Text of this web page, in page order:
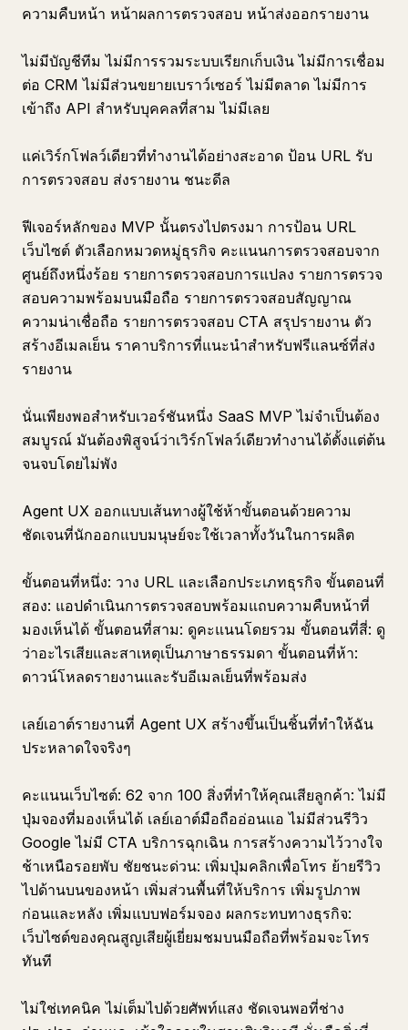
ความคืบหน้า หน้าผลการตรวจสอบ หน้าส่งออกรายงาน
ไม่มีบัญชีทีม ไม่มีการรวมระบบเรียกเก็บเงิน ไม่มีการเชื่อม
ต่อ CRM ไม่มีส่วนขยายเบราว์เซอร์ ไม่มีตลาด ไม่มีการ
เข้าถึง API สำหรับบุคคลที่สาม ไม่มีเลย
แค่เวิร์กโฟลว์เดียวที่ทำงานได้อย่างสะอาด ป้อน URL รับ
การตรวจสอบ ส่งรายงาน ชนะดีล
ฟีเจอร์หลักของ MVP นั้นตรงไปตรงมา การป้อน URL
เว็บไซต์ ตัวเลือกหมวดหมู่ธุรกิจ คะแนนการตรวจสอบจาก
ศูนย์ถึงหนึ่งร้อย รายการตรวจสอบการแปลง รายการตรวจ
สอบความพร้อมบนมือถือ รายการตรวจสอบสัญญาณ
ความน่าเชื่อถือ รายการตรวจสอบ CTA สรุปรายงาน ตัว
สร้างอีเมลเย็น ราคาบริการที่แนะนำสำหรับฟรีแลนซ์ที่ส่ง
รายงาน
นั่นเพียงพอสำหรับเวอร์ชันหนึ่ง SaaS MVP ไม่จำเป็นต้อง
สมบูรณ์ มันต้องพิสูจน์ว่าเวิร์กโฟลว์เดียวทำงานได้ตั้งแต่ต้น
จนจบโดยไม่พัง
Agent UX ออกแบบเส้นทางผู้ใช้ห้าขั้นตอนด้วยความ
ชัดเจนที่นักออกแบบมนุษย์จะใช้เวลาทั้งวันในการผลิต
ขั้นตอนที่หนึ่ง: วาง URL และเลือกประเภทธุรกิจ ขั้นตอนที่
สอง: แอปดำเนินการตรวจสอบพร้อมแถบความคืบหน้าที่
มองเห็นได้ ขั้นตอนที่สาม: ดูคะแนนโดยรวม ขั้นตอนที่สี่: ดู
ว่าอะไรเสียและสาเหตุเป็นภาษาธรรมดา ขั้นตอนที่ห้า:
ดาวน์โหลดรายงานและรับอีเมลเย็นที่พร้อมส่ง
เลย์เอาต์รายงานที่ Agent UX สร้างขึ้นเป็นชิ้นที่ทำให้ฉัน
ประหลาดใจจริงๆ
คะแนนเว็บไซต์: 62 จาก 100 สิ่งที่ทำให้คุณเสียลูกค้า: ไม่มี
ปุ่มจองที่มองเห็นได้ เลย์เอาต์มือถืออ่อนแอ ไม่มีส่วนรีวิว
Google ไม่มี CTA บริการฉุกเฉิน การสร้างความไว้วางใจ
ช้าเหนือรอยพับ ชัยชนะด่วน: เพิ่มปุ่มคลิกเพื่อโทร ย้ายรีวิว
ไปด้านบนของหน้า เพิ่มส่วนพื้นที่ให้บริการ เพิ่มรูปภาพ
ก่อนและหลัง เพิ่มแบบฟอร์มจอง ผลกระทบทางธุรกิจ:
เว็บไซต์ของคุณสูญเสียผู้เยี่ยมชมบนมือถือที่พร้อมจะโทร
ทันที
ไม่ใช่เทคนิค ไม่เต็มไปด้วยศัพท์แสง ชัดเจนพอที่ช่าง